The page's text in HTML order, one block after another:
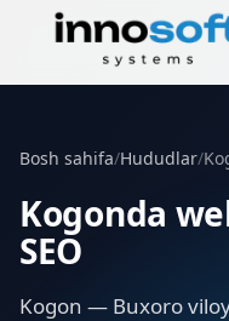
Bosh sahifa/Hududlar/
Kogonda
SEO
Kogon — Buxoro